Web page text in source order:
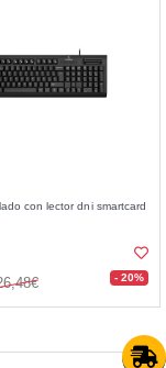
con lector dni smartcard
- 20%